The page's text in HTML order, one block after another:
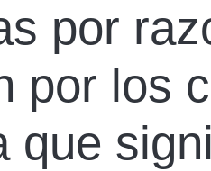
por
por los
que